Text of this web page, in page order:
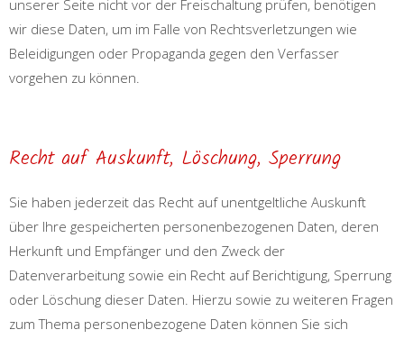
unserer Seite nicht vor der Freischaltung prüfen, benötigen
wir diese Daten, um im Falle von Rechtsverletzungen wie
Beleidigungen oder Propaganda gegen den Verfasser
vorgehen zu können.
Recht auf Auskunft, Löschung, Sperrung
Sie haben jederzeit das Recht auf unentgeltliche Auskunft
über Ihre gespeicherten personenbezogenen Daten, deren
Herkunft und Empfänger und den Zweck der
Datenverarbeitung sowie ein Recht auf Berichtigung, Sperrung
oder Löschung dieser Daten. Hierzu sowie zu weiteren Fragen
zum Thema personenbezogene Daten können Sie sich